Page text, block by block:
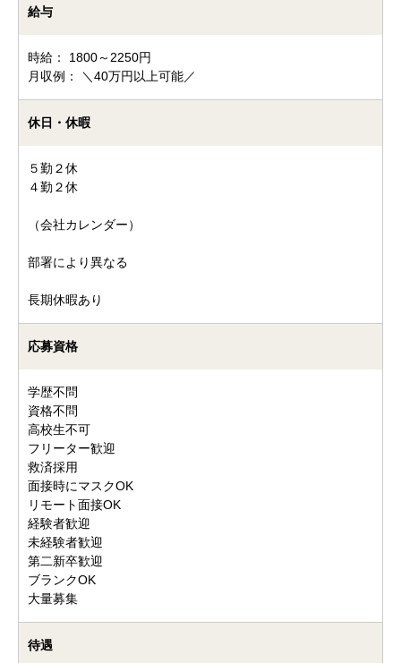
給与
時給： 1800～2250円
月収例： ＼40万円以上可能／
休日・休暇
５勤２休
４勤２休
（会社カレンダー）
部署により異なる
長期休暇あり
応募資格
学歴不問
資格不問
高校生不可
フリーター歓迎
救済採用
面接時にマスクOK
リモート面接OK
経験者歓迎
未経験者歓迎
第二新卒歓迎
ブランクOK
大量募集
待遇